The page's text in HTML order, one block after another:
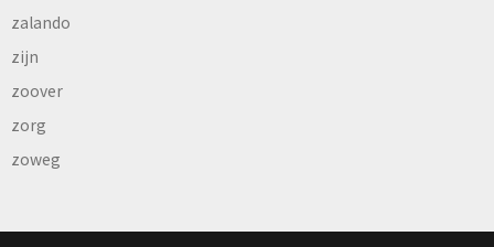
zalando
zijn
zoover
zorg
zoweg